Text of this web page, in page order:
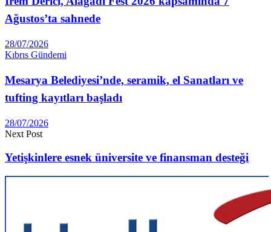
Ağustos’ta sahnede
28/07/2026
Kıbrıs Gündemi
Mesarya Belediyesi’nde, seramik, el Sanatları ve
tufting kayıtları başladı
28/07/2026
Next Post
Yetişkinlere esnek üniversite ve finansman desteği